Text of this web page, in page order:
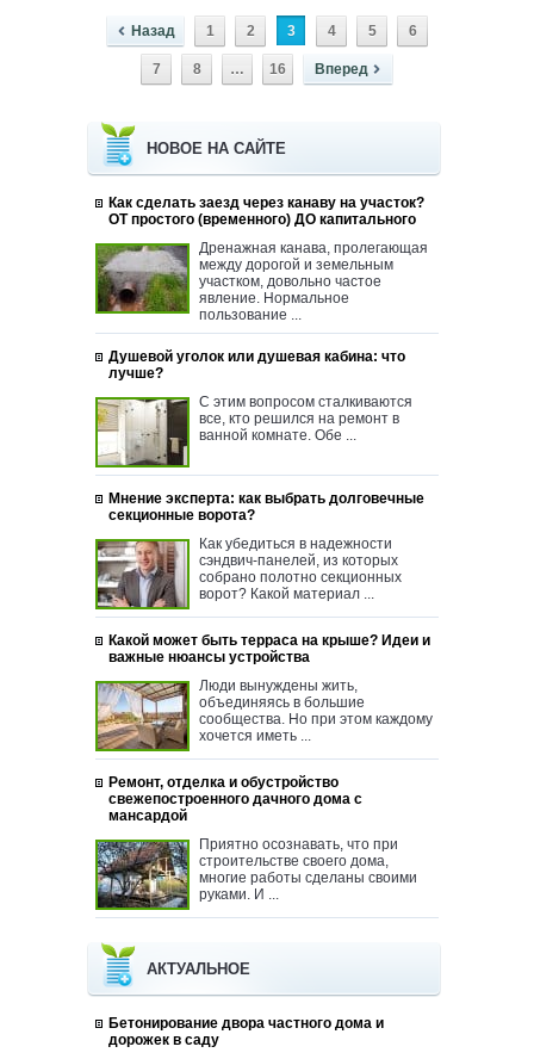
Назад 1 2 3 4 5 6
7 8 … 16 Вперед
НОВОЕ НА САЙТЕ
Как сделать заезд через канаву на участок?
ОТ простого (временного) ДО капитального
Дренажная канава, пролегающая
между дорогой и земельным
участком, довольно частое
явление. Нормальное
пользование ...
Душевой уголок или душевая кабина: что
лучше?
С этим вопросом сталкиваются
все, кто решился на ремонт в
ванной комнате. Обе ...
Мнение эксперта: как выбрать долговечные
секционные ворота?
Как убедиться в надежности
сэндвич-панелей, из которых
собрано полотно секционных
ворот? Какой материал ...
Какой может быть терраса на крыше? Идеи и
важные нюансы устройства
Люди вынуждены жить,
объединяясь в большие
сообщества. Но при этом каждому
хочется иметь ...
Ремонт, отделка и обустройство
свежепостроенного дачного дома с
мансардой
Приятно осознавать, что при
строительстве своего дома,
многие работы сделаны своими
руками. И ...
АКТУАЛЬНОЕ
Бетонирование двора частного дома и
дорожек в саду